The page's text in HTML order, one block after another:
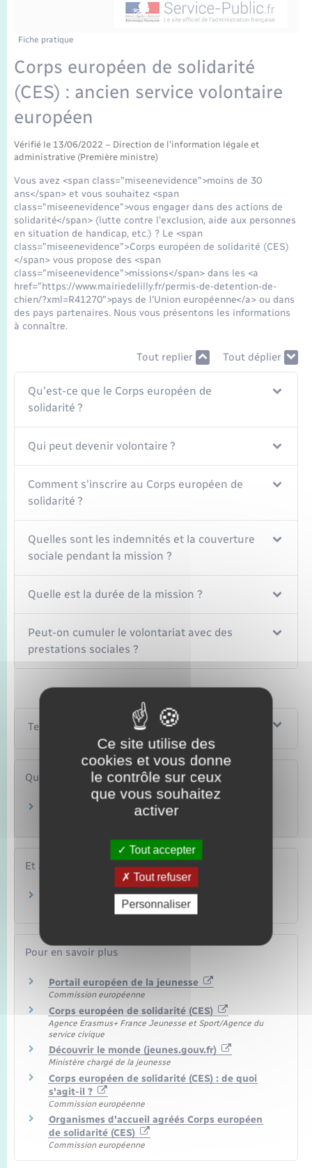
Mariage – PACS
Parrainage civil
Recensement
Fiche pratique
Corps européen de solidarité
(CES) : ancien service volontaire
européen
Vérifié le 13/06/2022 – Direction de l'information légale et
administrative (Première ministre)
Vous avez <span class="miseenevidence">moins de 30
ans</span> et vous souhaitez <span
class="miseenevidence">vous engager dans des actions de
solidarité</span> (lutte contre l'exclusion, aide aux personnes
en situation de handicap, etc.) ? Le <span
class="miseenevidence">Corps européen de solidarité (CES)
</span> vous propose des <span
class="miseenevidence">missions</span> dans les <a
href="https://www.mairiedelilly.fr/permis-de-detention-de-
chien/?xml=R41270">pays de l'Union européenne</a> ou dans
des pays partenaires. Nous vous présentons les informations
à connaître.
Tout replier Tout déplier
Qu'est-ce que le Corps européen de
solidarité ?
Qui peut devenir volontaire ?
Comment s'inscrire au Corps européen de
solidarité ?
Quelles sont les indemnités et la couverture
sociale pendant la mission ?
Quelle est la durée de la mission ?
Peut-on cumuler le volontariat avec des
prestations sociales ?
Textes de référence
Questions ? Réponses !
Une personne en volontariat a-t-elle droit au
Et aussi
Papiers – Citoyenneté – Élections
Pour en savoir plus
Portail européen de la jeunesse
Commission européenne
Corps européen de solidarité (CES)
Agence Erasmus+ France Jeunesse et Sport/Agence du
service civique
Découvrir le monde (jeunes.gouv.fr)
Ministère chargé de la jeunesse
Corps européen de solidarité (CES) : de quoi
s'agit-il ?
Commission européenne
Organismes d'accueil agréés Corps européen
de solidarité (CES)
Commission européenne
Ce site utilise des
cookies et vous donne
le contrôle sur ceux
que vous souhaitez
activer
Tout accepter
Tout refuser
Personnaliser